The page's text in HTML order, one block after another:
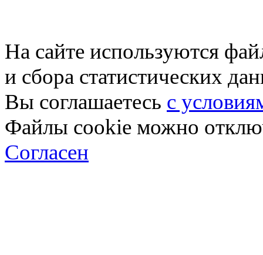
На сайте используются
и сбора статистических
Вы соглашаетесь с
Файлы cookie можно
Согласен